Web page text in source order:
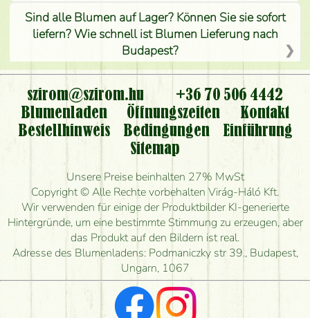
Sind alle Blumen auf Lager? Können Sie sie sofort
liefern? Wie schnell ist Blumen Lieferung nach
Budapest?
Ist der Blumenladen non stop geöffnet?
Kann ich den bestellten Blumenstrauß persönlich
nehmen oder nur per Blumenversand?
Ist eine Bestellung für ländliche Gebiete möglich?
Wie lange kann ich heute Blumen mit Lieferung
bestellen?
Wie schnell können Sie den Blumenstrauß
herstellen und wann können Sie ihn frühestens
liefern?
Ich suche rote Rosen, hast du welche?
szirom@szirom.hu
+36 70 506 4442
Blumenladen
Öffnungszeiten
Kontakt
Bestellhinweis
Bedingungen
Einführung
Sitemap
Unsere Preise beinhalten 27% MwSt
Copyright © Alle Rechte vorbehalten Virág-Háló Kft.
Wir verwenden für einige der Produktbilder KI-generierte
Hintergründe, um eine bestimmte Stimmung zu erzeugen, aber
das Produkt auf den Bildern ist real.
Adresse des Blumenladens: Podmaniczky str 39., Budapest,
Ungarn, 1067